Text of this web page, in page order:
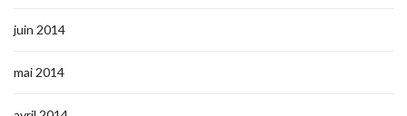
juin 2014
mai 2014